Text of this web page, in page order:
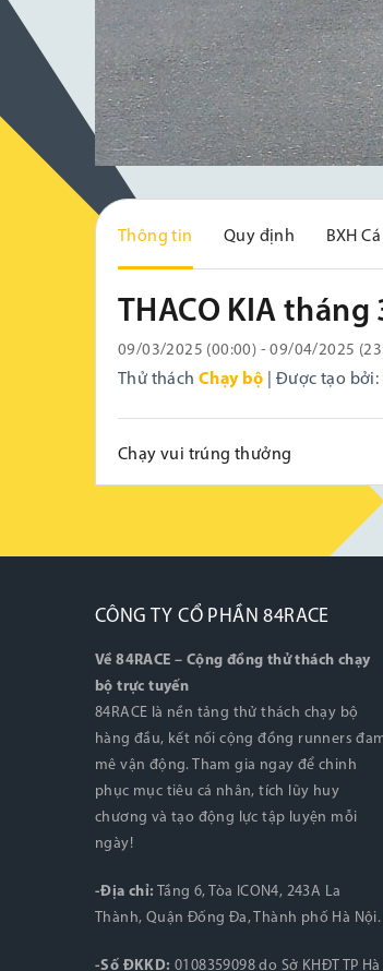
Thông tin Quy định BXH
THACO KIA tháng
09/03/2025 (00:00) - 09/04/2025
Thử thách Chạy bộ | Được tạo bởi:
Chạy vui trúng thưởng
CÔNG TY CỔ PHẦN 84RACE
Về 84RACE – Cộng đồng thử thách chạy
bộ trực tuyến
84RACE là nền tảng thử thách chạy bộ
hàng đầu, kết nối cộng đồng runners
mê vận động. Tham gia ngay để chinh
phục mục tiêu cá nhân, tích lũy huy
chương và tạo động lực tập luyện mỗi
ngày!
-Địa chỉ: Tầng 6, Tòa ICON4, 243A La
Thành, Quận Đống Đa, Thành phố Hà Nội.
-Số ĐKKD: 0108359098 do Sở KHĐT TP Hà